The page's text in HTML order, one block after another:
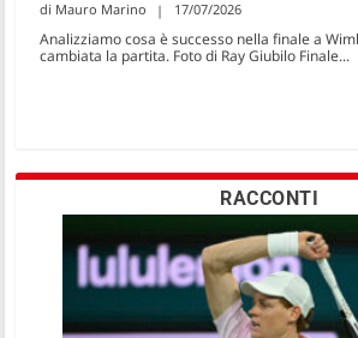
Mauro Marino 17/07/2026
Analizziamo cosa è successo nella finale a
cambiata la partita. Foto di Ray Giubilo Finale...
RACCONTI